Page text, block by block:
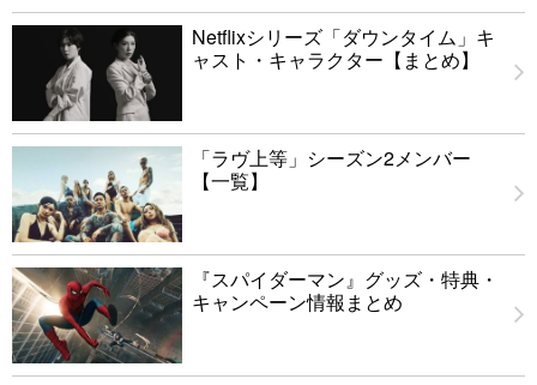
Netflixシリーズ「ダウンタイム」キ
ャスト・キャラクター【まとめ】
「ラヴ上等」シーズン2メンバー
【一覧】
『スパイダーマン』グッズ・特典・
キャンペーン情報まとめ